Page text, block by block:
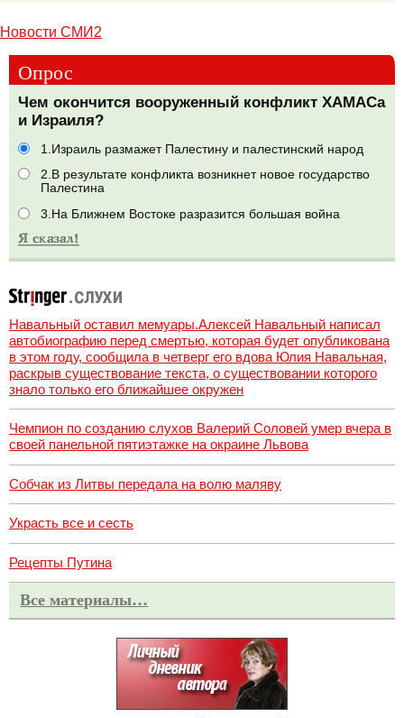
Новости СМИ2
Опрос
Чем окончится вооруженный конфликт ХАМАСа
и Израиля?
1.Израиль размажет Палестину и палестинский народ
2.В результате конфликта возникнет новое государство
Палестина
3.На Ближнем Востоке разразится большая война
Навальный оставил мемуары.Алексей Навальный написал
автобиографию перед смертью, которая будет опубликована
в этом году, сообщила в четверг его вдова Юлия Навальная,
раскрыв существование текста, о существовании которого
знало только его ближайшее окружен
Чемпион по созданию слухов Валерий Соловей умер вчера в
своей панельной пятиэтажке на окраине Львова
Собчак из Литвы передала на волю маляву
Украсть все и сесть
Рецепты Путина
Все материалы…